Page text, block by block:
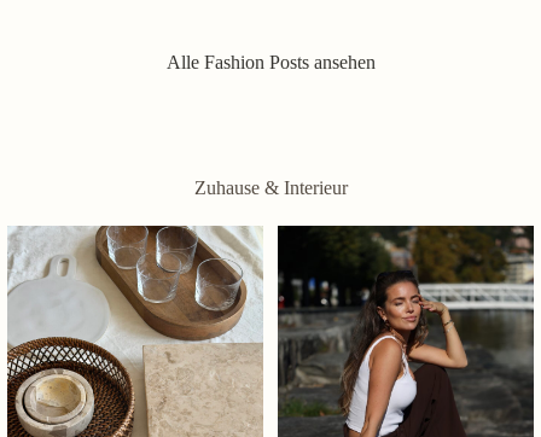
Alle Fashion Posts ansehen
Zuhause & Interieur